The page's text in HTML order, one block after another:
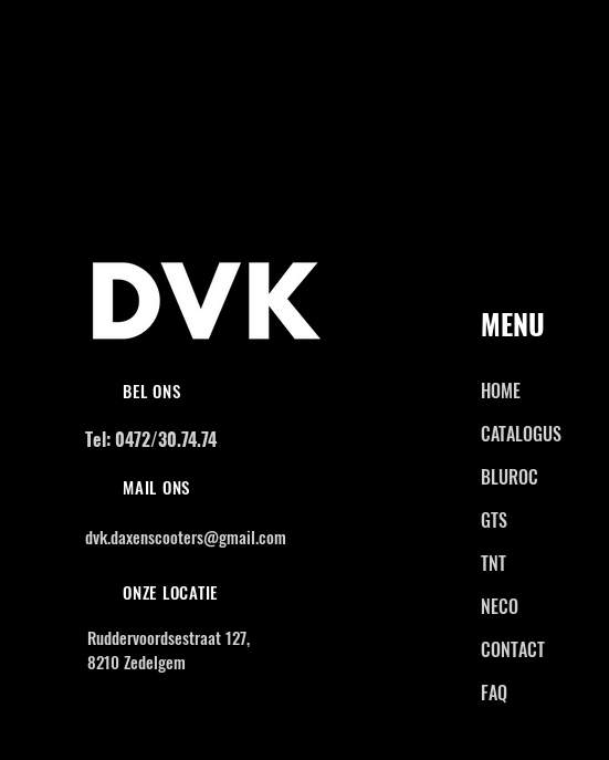
BEL ONS
Tel: 0472/30.74.74
MAIL ONS
dvk.daxenscooters@gmail.com
ONZE LOCATIE
Ruddervoordsestraat 127,
8210 Zedelgem
MENU
HOME
CATALOGUS
BLUROC
GTS
TNT
NECO
CONTACT
FAQ